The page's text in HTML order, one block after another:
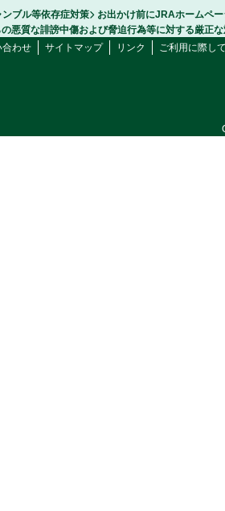
ブル等依存症対策
お出かけ前にJRAホームペ
悪質な誹謗中傷および脅迫行為等に対する厳正
合わせ
サイトマップ リンク ご利用に際し